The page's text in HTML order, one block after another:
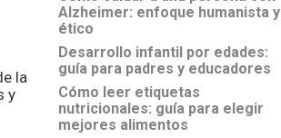
la
y
Alzheimer: enfoque humanista y
ético
Desarrollo infantil por edades:
guía para padres y educadores
Cómo leer etiquetas
nutricionales: guía para elegir
mejores alimentos